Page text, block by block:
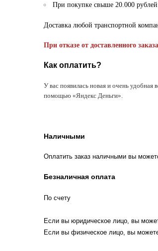
При покупке свыше 20.000 рублей
Доставка любой транспортной
При отказе от доставленного
Как оплатить?
У вас появилась новая и очень
помощью «Яндекс Деньги».
Наличными
Оплатить заказ наличными вы
Безналичная оплата
По счету
Если вы юридическое лицо, вы
Если вы физическое лицо, вы